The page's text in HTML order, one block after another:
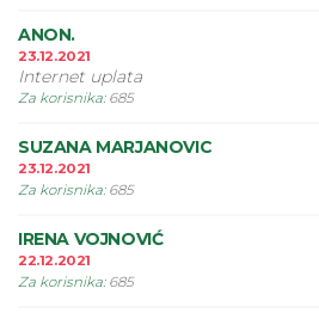
ANON.
23.12.2021
Internet uplata
Za korisnika: 685
SUZANA MARJANOVIC
23.12.2021
Za korisnika: 685
IRENA VOJNOVIĆ
22.12.2021
Za korisnika: 685